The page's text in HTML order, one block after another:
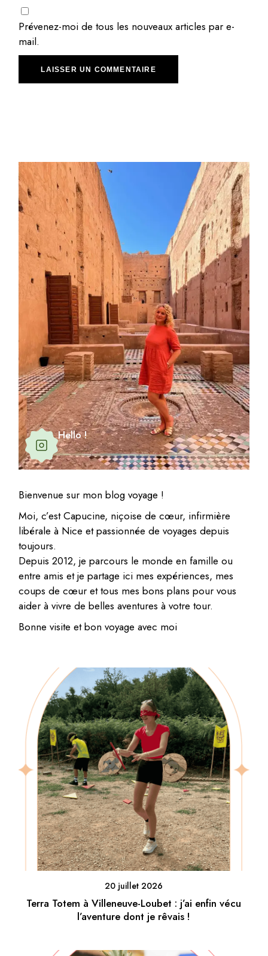
Prévenez-moi de tous les nouveaux articles par e-
mail.
LAISSER UN COMMENTAIRE
Hello !
Bienvenue sur mon blog voyage !
Moi, c’est Capucine, niçoise de cœur, infirmière
libérale à Nice et passionnée de voyages depuis
toujours.
Depuis 2012, je parcours le monde en famille ou
entre amis et je partage ici mes expériences, mes
coups de cœur et tous mes bons plans pour vous
aider à vivre de belles aventures à votre tour.
Bonne visite et bon voyage avec moi
20 juillet 2026
Terra Totem à Villeneuve-Loubet : j’ai enfin vécu
l’aventure dont je rêvais !